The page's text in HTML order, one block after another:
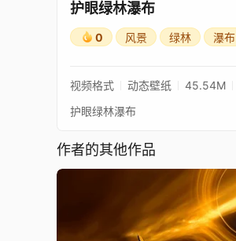
护眼绿林瀑布
0 风景 绿林 瀑布
视频格式 动态壁纸 45.54M
护眼绿林瀑布
作者的其他作品